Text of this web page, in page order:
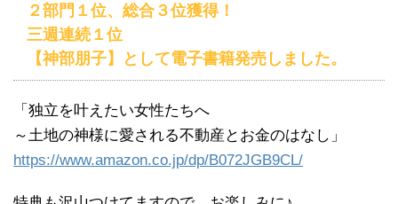
２部門１位、総合３位獲得！
三週連続１位
【神部朋子】として電子書籍発売しました。
「独立を叶えたい女性たちへ
～土地の神様に愛される不動産とお金のはなし」
https://www.amazon.co.jp/dp/B072JGB9CL/